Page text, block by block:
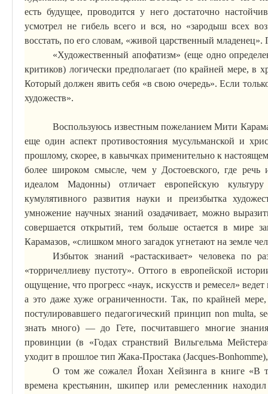
есть будущее, проводится у него достаточно
усмотрел не гибель всего и вся, но «зародыш всех
восстать, по его словам, «живой царственный
«Художественный апофатизм» (еще одно
критиков) логически предполагает (по крайней мере, в
Который должен явить себя «в свою очередь». Если
художеств».
Воспользуюсь известным пожеланием Мити
еще один аспект противостояния мусульманской и
прошлому, скорее, в кавычках применительно к
более широком смысле, чем у Достоевского, где речь
идеалом Мадонны) отличает европейскую
кумулятивного развития науки и преизбытка
умножение научных знаний озадачивает, можно
совершается открытий, тем больше остается в мире
Карамазов, «слишком много загадок угнетают на земле
Избыток знаний «растаскивает» человека по
«торричеллиеву пустоту». Оттого в европейской
ощущение, что прогресс «наук, искусств и ремесел»
а это даже хуже ограниченности. Так, по крайней
постулировавшего педагогический принцип non multa,
знать много) — до Гете, посчитавшего многие
провинции (в «Годах странствий ВильгельмаМейстера
уходит в прошлое тип Жака-Простака (Jacques-Bonhomme
О том же сожалел Йохан Хейзинга в книге «В
времена крестьянин, шкипер или ремесленник